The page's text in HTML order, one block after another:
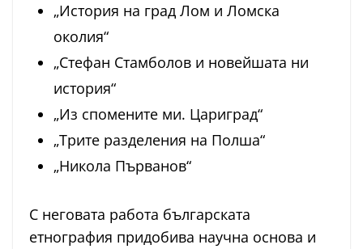
„История на град Лом и Ломска
околия“
„Стефан Стамболов и новейшата ни
история“
„Из спомените ми. Цариград“
„Трите разделения на Полша“
„Никола Първанов“
С неговата работа българската
етнография придобива научна основа и